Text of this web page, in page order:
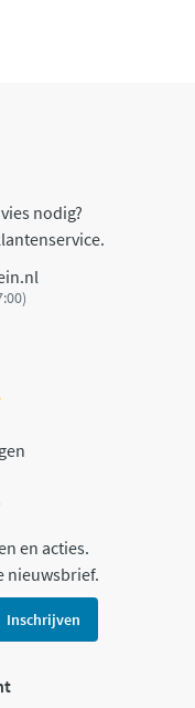
nodig?
en acties.
nieuwsbrief.
Inschrijven